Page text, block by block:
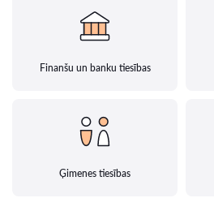
Finanšu un banku tiesības
Ģimenes tiesības